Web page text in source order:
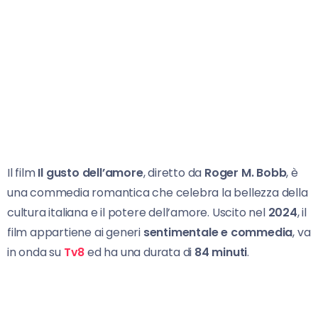
Il filmIl gusto dell’amore, diretto da Roger M. Bobb, è
una commedia romantica che celebra la bellezza della
cultura italiana e il potere dell’amore. Uscito nel 2024, il
film appartiene ai generi sentimentale e commedia, va
in onda su Tv8ed ha una durata di 84 minuti.